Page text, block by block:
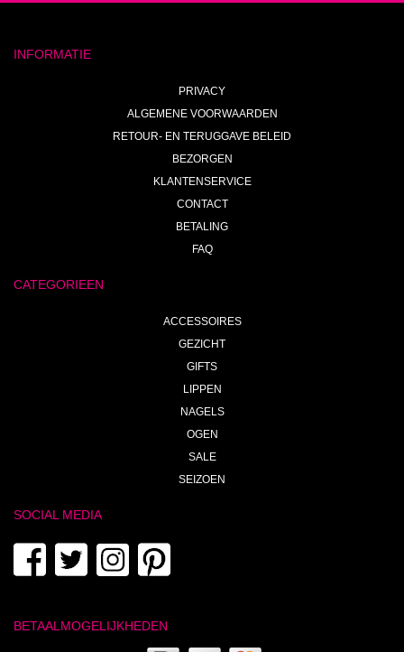
INFORMATIE
PRIVACY
ALGEMENE VOORWAARDEN
RETOUR- EN TERUGGAVE BELEID
BEZORGEN
KLANTENSERVICE
CONTACT
BETALING
FAQ
CATEGORIEEN
ACCESSOIRES
GEZICHT
GIFTS
LIPPEN
NAGELS
OGEN
SALE
SEIZOEN
SOCIAL MEDIA
BETAALMOGELIJKHEDEN